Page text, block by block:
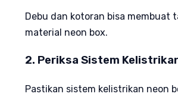
Debu dan kotoran bisa membuat
material neon box.
2. Periksa Sistem
Pastikan sistem kelistrikan neon